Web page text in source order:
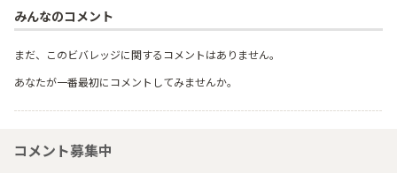
みんなのコメント
まだ、このビバレッジに関するコメントはありません。
あなたが一番最初にコメントしてみませんか。
コメント募集中